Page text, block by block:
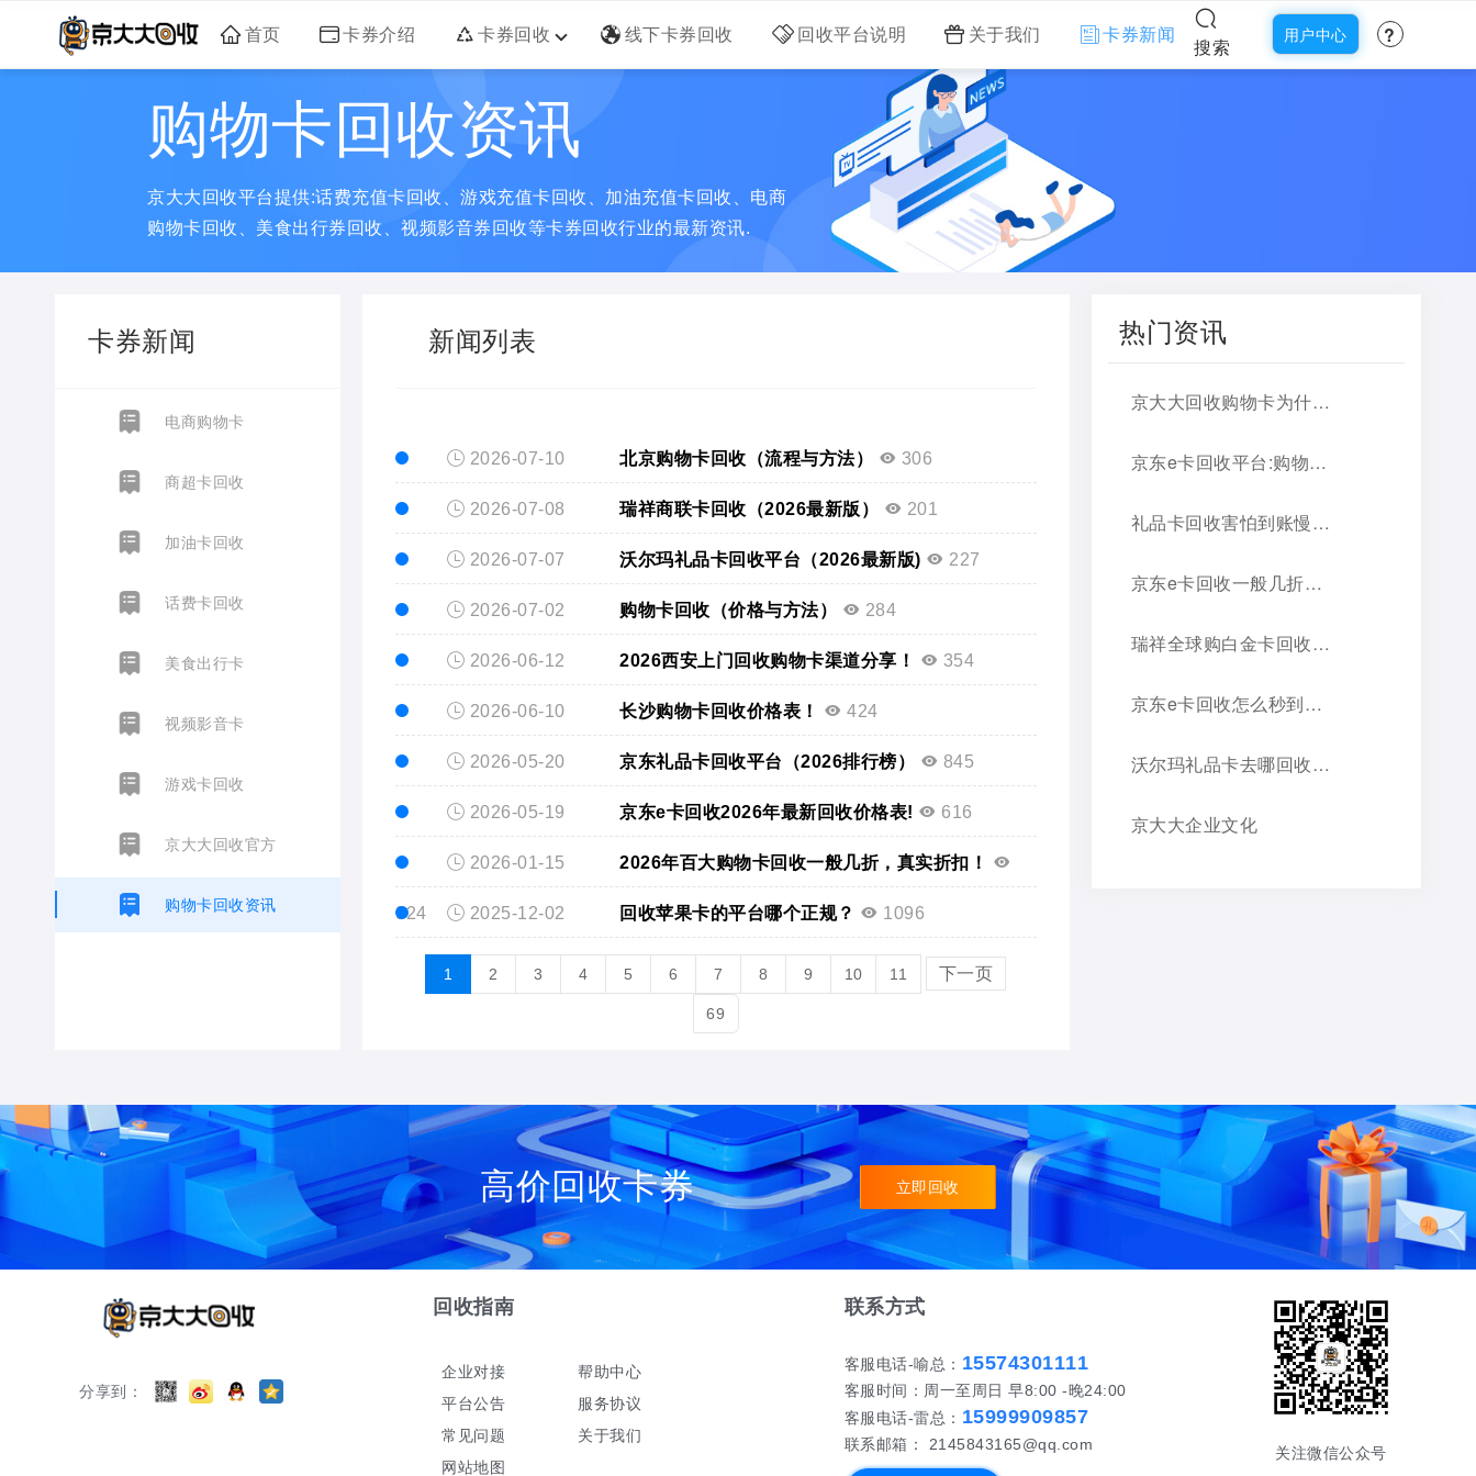
首页 卡券介绍 卡券回收 线下卡券回收 回收平台说明 关于我们 卡券新闻
搜索
用户中心 ?
购物卡回收资讯
京大大回收平台提供:话费充值卡回收、游戏充值卡回收、加油充值卡回收、电商
购物卡回收、美食出行券回收、视频影音券回收等卡券回收行业的最新资讯.
卡券新闻
电商购物卡
商超卡回收
加油卡回收
话费卡回收
美食出行卡
视频影音卡
游戏卡回收
京大大回收官方
购物卡回收资讯
新闻列表
2026-07-10 北京购物卡回收（流程与方法） 306
2026-07-08 瑞祥商联卡回收（2026最新版） 201
2026-07-07 沃尔玛礼品卡回收平台（2026最新版) 227
2026-07-02 购物卡回收（价格与方法） 284
2026-06-12 2026西安上门回收购物卡渠道分享！ 354
2026-06-10 长沙购物卡回收价格表！ 424
2026-05-20 京东礼品卡回收平台（2026排行榜） 845
2026-05-19 京东e卡回收2026年最新回收价格表! 616
2026-01-15 2026年百大购物卡回收一般几折，真实折扣！
924 2025-12-02 回收苹果卡的平台哪个正规？ 1096
1 2 3 4 5 6 7 8 9 10 11 下一页
69
热门资讯
京大大回收购物卡为什么靠谱，2026官方说明
京东e卡回收平台:购物卡转现金，实用推荐
礼品卡回收害怕到账慢？京大大回收到账快，不压款，靠谱看得见！
京东e卡回收一般几折？价格超全攻略
瑞祥全球购白金卡回收平台研究：选京大大正规老品牌
京东e卡回收怎么秒到账，选对平台是关键
沃尔玛礼品卡去哪回收？三种优胜途径推荐
京大大企业文化
高价回收卡券 立即回收
分享到：
回收指南
企业对接
平台公告
常见问题
网站地图
帮助中心
服务协议
关于我们
联系方式
客服电话-喻总： 15574301111
客服时间：周一至周日 早8:00 -晚24:00
客服电话-雷总： 15999909857
联系邮箱： 2145843165@qq.com 关注微信公众号